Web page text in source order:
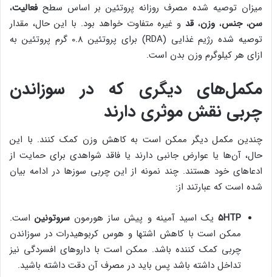
میزان توصیه شده مصرف روزانه پروتئین بر اساس سطحفعالیت،
سن،جنس، وزن،قد و غیره متفاوت خواهد بود. با این حال، مقدار
توصیه شده رژیم غذایی (RDA) برای پروتئین 0.8 گرم پروتئین به
ازای هر کیلوگرم وزن بدن است.
مکمل‌های دیگری که در سوزاندن
چربی نقش موثری دارند
چندین مکمل دیگر ممکن است به کاهش وزن کمک کنند. با این
حال، آن‌ها یا عوارض جانبی دارند یا فاقد شواهدی برای حمایت از
ادعاهای خود هستند. چند نمونه از این چربی سوزها در ادامه بیان
شده است که عبارتند از:
۵HTP یک اسید آمینه و پیش ساز هورمون سروتونیناست.
ممکن است با کاهش اشتها و هوس کربوهیدرات در سوزاندن
چربی کمک کننده باشد. ممکن است با داروهای افسردگی نیز
تداخل داشته باشد پس باید در مصرف آن دقت داشته باشید.